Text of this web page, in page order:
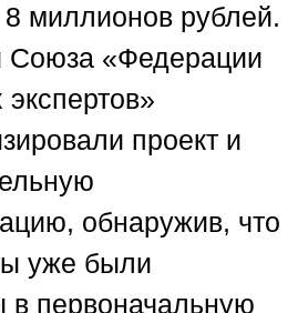
миллионов рублей.
Союза «Федерации
проект и
обнаружив, что
уже были
в первоначальную